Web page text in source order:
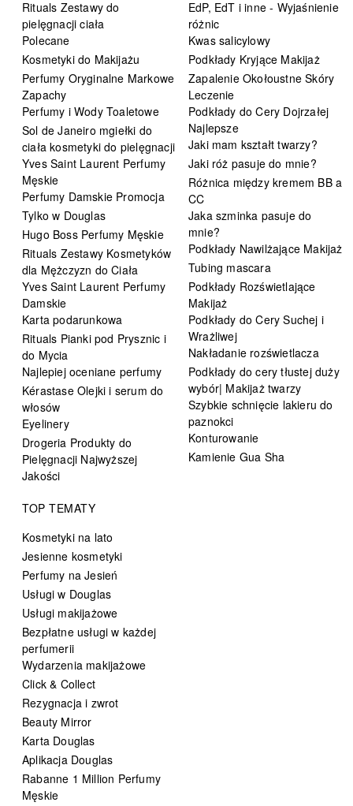
Rituals Zestawy do
pielęgnacji ciała
Polecane
Kosmetyki do Makijażu
Perfumy Oryginalne Markowe
Zapachy
Perfumy i Wody Toaletowe
Sol de Janeiro mgiełki do
ciała kosmetyki do pielęgnacji
Yves Saint Laurent Perfumy
Męskie
Perfumy Damskie Promocja
Tylko w Douglas
Hugo Boss Perfumy Męskie
Rituals Zestawy Kosmetyków
dla Mężczyzn do Ciała
Yves Saint Laurent Perfumy
Damskie
Karta podarunkowa
Rituals Pianki pod Prysznic i
do Mycia
Najlepiej oceniane perfumy
Kérastase Olejki i serum do
włosów
Eyelinery
Drogeria Produkty do
Pielęgnacji Najwyższej
Jakości
EdP, EdT i inne - Wyjaśnienie
różnic
Kwas salicylowy
Podkłady Kryjące Makijaż
Zapalenie Okołoustne Skóry
Leczenie
Podkłady do Cery Dojrzałej
Najlepsze
Jaki mam kształt twarzy?
Jaki róż pasuje do mnie?
Różnica między kremem BB a
CC
Jaka szminka pasuje do
mnie?
Podkłady Nawilżające Makijaż
Tubing mascara
Podkłady Rozświetlające
Makijaż
Podkłady do Cery Suchej i
Wrażliwej
Nakładanie rozświetlacza
Podkłady do cery tłustej duży
wybór| Makijaż twarzy
Szybkie schnięcie lakieru do
paznokci
Konturowanie
Kamienie Gua Sha
TOP TEMATY
Kosmetyki na lato
Jesienne kosmetyki
Perfumy na Jesień
Usługi w Douglas
Usługi makijażowe
Bezpłatne usługi w każdej
perfumerii
Wydarzenia makijażowe
Click & Collect
Rezygnacja i zwrot
Beauty Mirror
Karta Douglas
Aplikacja Douglas
Rabanne 1 Million Perfumy
Męskie